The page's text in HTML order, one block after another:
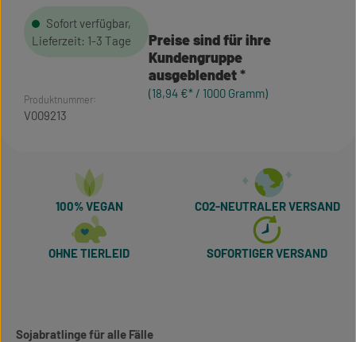
Preise sind für ihre
Kundengruppe
ausgeblendet
(18,94 €* / 1000 Gramm)
Sofort verfügbar,
Lieferzeit: 1-3 Tage
Produktnummer:
V009213
100% VEGAN CO2-NEUTRALER VERSAND
OHNE TIERLEID SOFORTIGER VERSAND
Sojabratlinge für alle Fälle